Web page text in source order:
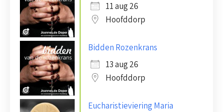
11 aug 26
Hoofddorp
Bidden Rozenkrans
13 aug 26
Hoofddorp
Eucharistieviering Maria